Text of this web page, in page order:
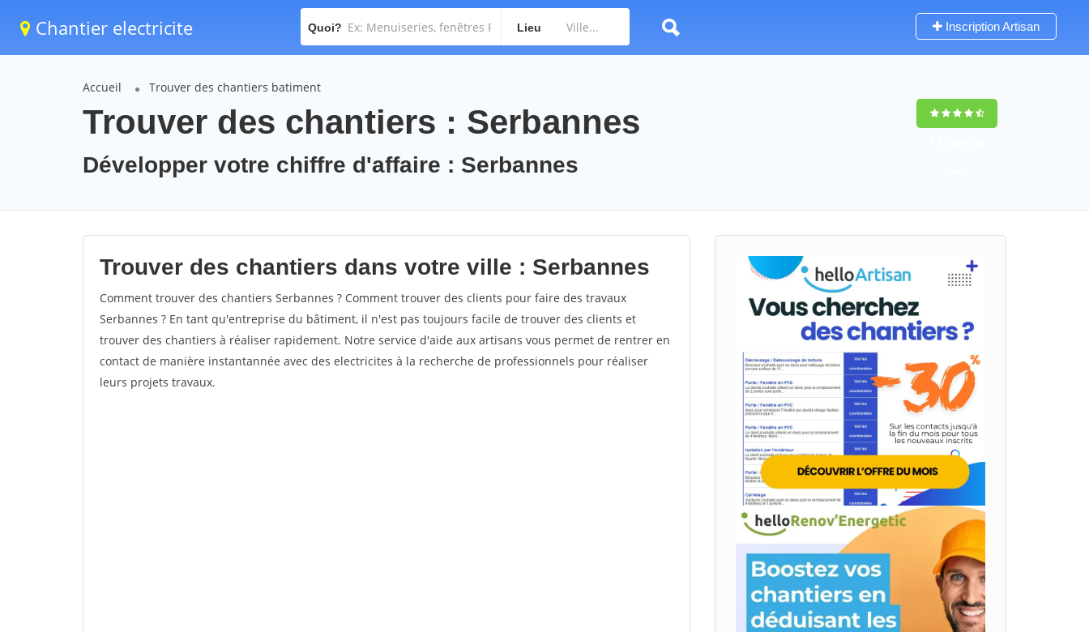
Chantier electricite Quoi? Lieu Inscription Artisan
Accueil Trouver des chantiers batiment
Trouver des chantiers : Serbannes
Développer votre chiffre d'affaire : Serbannes
Trouver des chantiers dans votre ville : Serbannes
Comment trouver des chantiers Serbannes ? Comment trouver des clients pour faire des travaux
Serbannes ? En tant qu'entreprise du bâtiment, il n'est pas toujours facile de trouver des clients et
trouver des chantiers à réaliser rapidement. Notre service d'aide aux artisans vous permet de rentrer en
contact de manière instantannée avec des electricites à la recherche de professionnels pour réaliser
leurs projets travaux.